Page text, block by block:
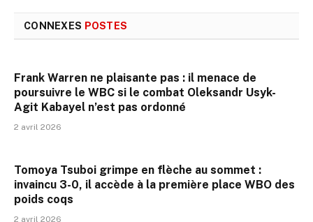
CONNEXES POSTES
Frank Warren ne plaisante pas : il menace de
poursuivre le WBC si le combat Oleksandr Usyk-
Agit Kabayel n’est pas ordonné
2 avril 2026
Tomoya Tsuboi grimpe en flèche au sommet :
invaincu 3-0, il accède à la première place WBO des
poids coqs
2 avril 2026